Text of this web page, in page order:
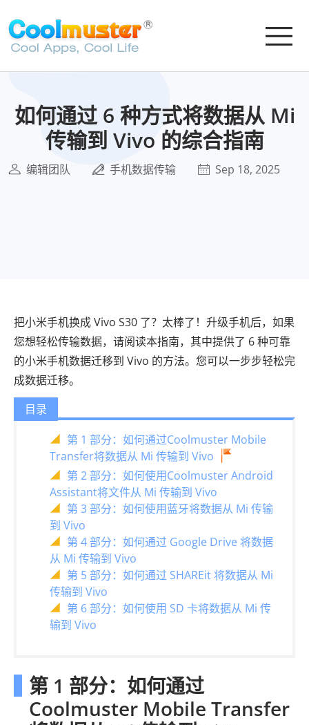
如何通过 6 种方式将数据从 Mi
传输到 Vivo 的综合指南
编辑团队 手机数据传输 Sep 18, 2025
把小米手机换成 Vivo S30 了？太棒了！升级手机后，如果
您想轻松传输数据，请阅读本指南，其中提供了 6 种可靠
的小米手机数据迁移到 Vivo 的方法。您可以一步步轻松完
成数据迁移。
目录
第 1 部分：如何通过Coolmuster Mobile
Transfer将数据从 Mi 传输到 Vivo
第 2 部分：如何使用Coolmuster Android
Assistant将文件从 Mi 传输到 Vivo
第 3 部分：如何使用蓝牙将数据从 Mi 传输
到 Vivo
第 4 部分：如何通过 Google Drive 将数据
从 Mi 传输到 Vivo
第 5 部分：如何通过 SHAREit 将数据从 Mi
传输到 Vivo
第 6 部分：如何使用 SD 卡将数据从 Mi 传
输到 Vivo
第 1 部分：如何通过
Coolmuster Mobile Transfer